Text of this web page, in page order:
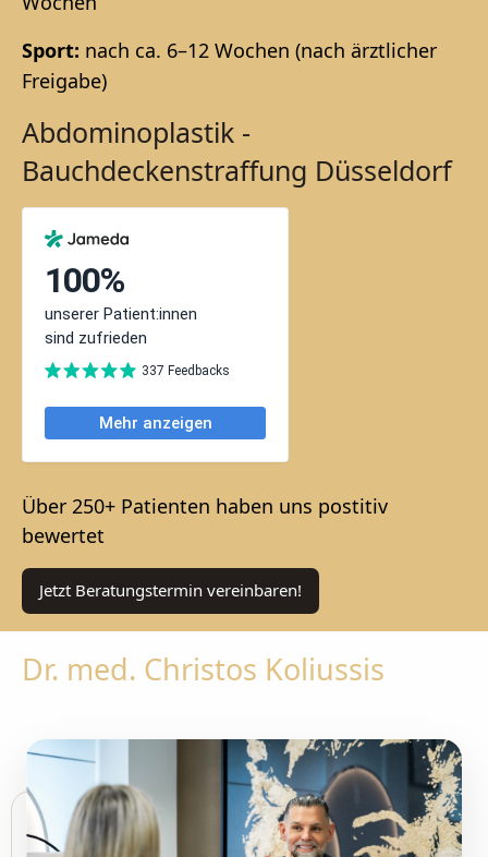
Sport: nach ca. 6–12 Wochen (nach ärztlicher
Freigabe)
Abdominoplastik -
Bauchdeckenstraffung Düsseldorf
Über 250+ Patienten haben uns postitiv
bewertet
Jetzt Beratungstermin vereinbaren!
Dr. med. Christos Koliussis